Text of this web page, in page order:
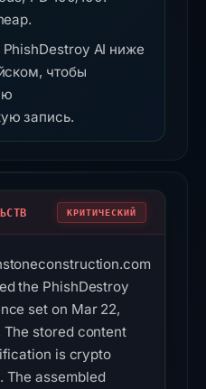
AI ниже
чтобы
запись.
КРИТИЧЕСКИЙ
the PhishDestroy
set on Mar 22,
The stored content
is crypto
The assembled